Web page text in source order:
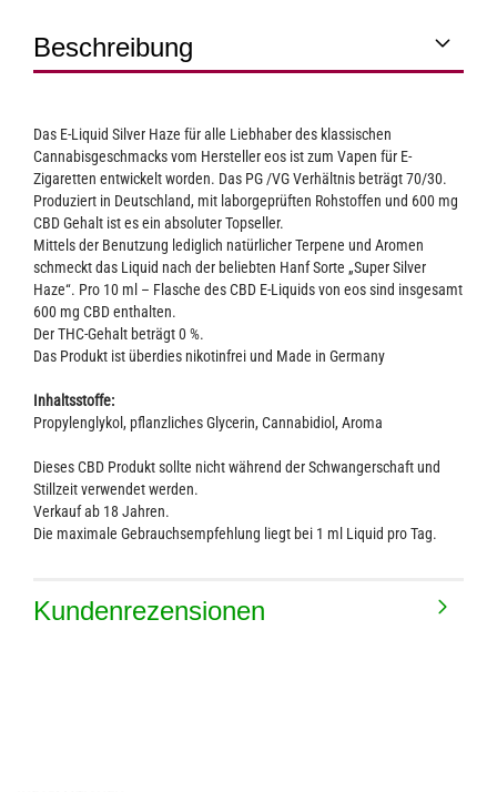
Beschreibung
Das E-Liquid Silver Haze für alle Liebhaber des klassischen
Cannabisgeschmacks vom Hersteller eos ist zum Vapen für E-
Zigaretten entwickelt worden. Das PG /VG Verhältnis beträgt 70/30.
Produziert in Deutschland, mit laborgeprüften Rohstoffen und 600 mg
CBD Gehalt ist es ein absoluter Topseller.
Mittels der Benutzung lediglich natürlicher Terpene und Aromen
schmeckt das Liquid nach der beliebten Hanf Sorte „Super Silver
Haze“. Pro 10 ml – Flasche des CBD E-Liquids von eos sind insgesamt
600 mg CBD enthalten.
Der THC-Gehalt beträgt 0 %.
Das Produkt ist überdies nikotinfrei und Made in Germany
Inhaltsstoffe:
Propylenglykol, pflanzliches Glycerin, Cannabidiol, Aroma
Dieses CBD Produkt sollte nicht während der Schwangerschaft und
Stillzeit verwendet werden.
Verkauf ab 18 Jahren.
Die maximale Gebrauchsempfehlung liegt bei 1 ml Liquid pro Tag.
Kundenrezensionen